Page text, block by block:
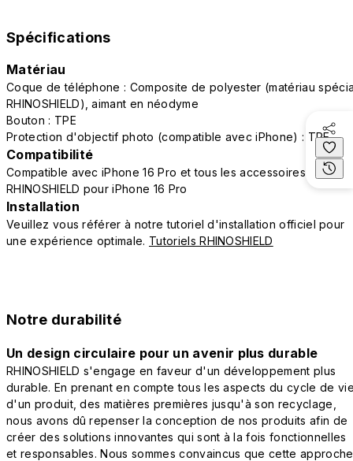
Spécifications
Matériau
Coque de téléphone : Composite de polyester (matériau
RHINOSHIELD), aimant en néodyme
Bouton : TPE
Protection d'objectif photo (compatible avec iPhone) : TPE
Compatibilité
Compatible avec iPhone 16 Pro et tous les accessoires
RHINOSHIELD pour iPhone 16 Pro
Installation
Veuillez vous référer à notre tutoriel d'installation officiel pour
une expérience optimale. Tutoriels RHINOSHIELD
Notre durabilité
Un design circulaire pour un avenir plus durable
RHINOSHIELD s'engage en faveur d'un développement plus
durable. En prenant en compte tous les aspects du cycle de
d'un produit, des matières premières jusqu'à son recyclage,
nous avons dû repenser la conception de nos produits afin de
créer des solutions innovantes qui sont à la fois fonctionnelles
et responsables. Nous sommes convaincus que cette approche